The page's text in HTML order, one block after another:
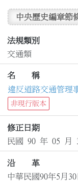
中央歷史編章節
法規類別
交通類
名 稱
違反道路交通管理
非現行版本
修正日期
民國 90 年 05 月
沿 革
中華民國90年5月